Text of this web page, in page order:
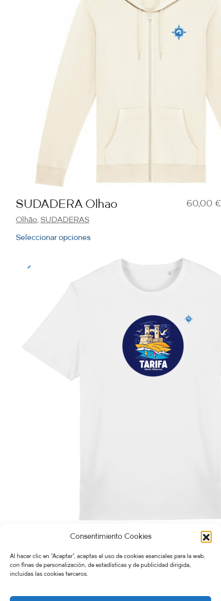
Consentimiento Cookies
Al hacer clic en "Aceptar", aceptas el uso de cookies esenciales para la web,
con fines de personalización, de estadísticas y de publicidad dirigida,
incluidas las cookies terceros.
SUDADERA Olhao
Olhão, SUDADERAS
Seleccionar opciones
60,00 €
CAMISETA Tarifa
CAMISETAS,Tarifa
Seleccionar opciones
30,00